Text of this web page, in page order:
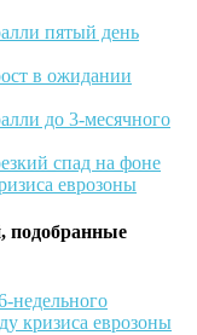
пятый день
в ожидании
до 3-месячного
спад на фоне
еврозоны
подобранные
недельного
кризиса еврозоны